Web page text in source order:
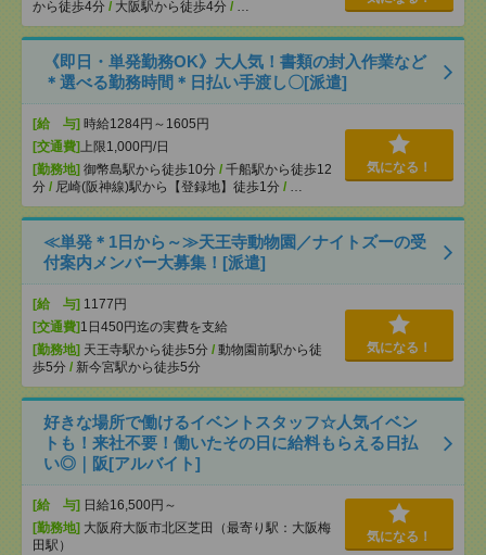
から徒歩4分 / 大阪駅から徒歩4分 / …
《即日・単発勤務OK》大人気！書類の封入作業など
＊選べる勤務時間＊日払い手渡し〇[派遣]
[給 与] 時給1284円～1605円
[交通費] 上限1,000円/日
[勤務地] 御幣島駅から徒歩10分 / 千船駅から徒歩12
分 / 尼崎(阪神線)駅から【登録地】徒歩1分 / …
気になる！
≪単発＊1日から～≫天王寺動物園／ナイトズーの受
付案内メンバー大募集！[派遣]
[給 与] 1177円
[交通費] 1日450円迄の実費を支給
[勤務地] 天王寺駅から徒歩5分 / 動物園前駅から徒
歩5分 / 新今宮駅から徒歩5分
気になる！
好きな場所で働けるイベントスタッフ☆人気イベン
トも！来社不要！働いたその日に給料もらえる日払
い◎｜阪[アルバイト]
[給 与] 日給16,500円～
[勤務地] 大阪府大阪市北区芝田（最寄り駅：大阪梅
田駅）
気になる！